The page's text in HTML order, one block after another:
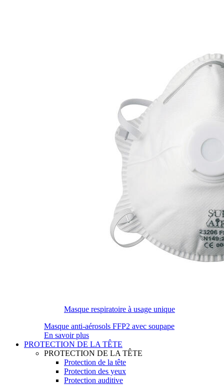
Masque respiratoire à usage unique
Masque anti-aérosols FFP2 avec soupape
En savoir plus
PROTECTION DE LA TÊTE
PROTECTION DE LA TÊTE
Protection de la tête
Protection des yeux
Protection auditive